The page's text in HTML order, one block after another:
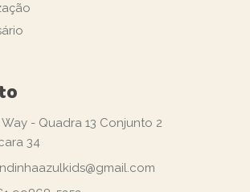
Way - Quadra 13 Conjunto 2
34